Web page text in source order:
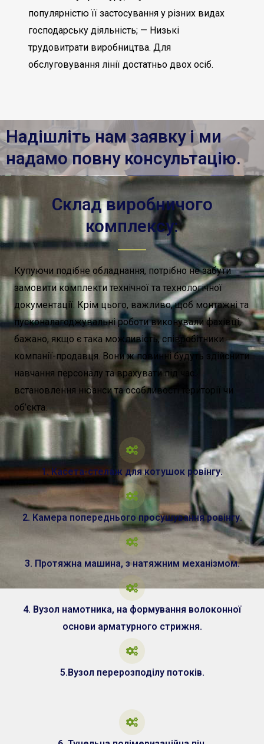
популярністю її застосування у різних видах
господарську діяльність; — Низькі
трудовитрати виробництва. Для
обслуговування лінії достатньо двох осіб.
Надішліть нам заявку і ми
надамо повну консультацію.
Склад виробничого
комплексу:
Купуючи подібне обладнання, потрібно не забути
замовити комплекти технічної та технологічної
документації. Крім цього, важливо, щоб монтажні та
пусконалагоджувальні роботи виконували фахівці,
бажано, якщо є така можливість, співробітники
компанії-продавця. Вони ж повинні будуть здійснити
навчання персоналу та врахувати під час
встановлення нюанси та особливості території чи
об’єкта.
1. Касета-стелаж для котушок ровінгу.
2. Камера попереднього просушування ровінгу.
3. Протяжна машина, з натяжним механізмом.
4. Вузол намотника, на формування волоконної
основи арматурного стрижня.
5.Вузол перерозподілу потоків.